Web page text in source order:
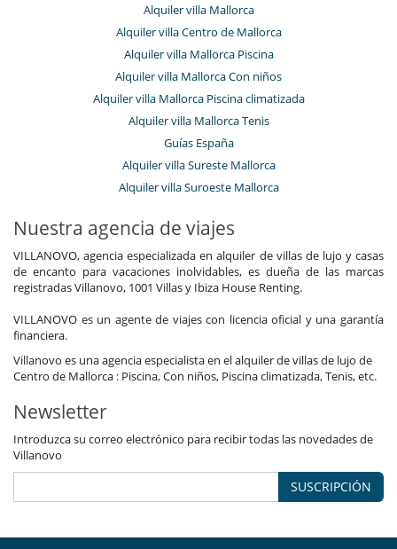
Alquiler villa Mallorca
Alquiler villa Centro de Mallorca
Alquiler villa Mallorca Piscina
Alquiler villa Mallorca Con niños
Alquiler villa Mallorca Piscina climatizada
Alquiler villa Mallorca Tenis
Guías España
Alquiler villa Sureste Mallorca
Alquiler villa Suroeste Mallorca
Nuestra agencia de viajes
VILLANOVO, agencia especializada en alquiler de villas de lujo y casas
de encanto para vacaciones inolvidables, es dueña de las marcas
registradas Villanovo, 1001 Villas y Ibiza House Renting.
VILLANOVO es un agente de viajes con licencia oficial y una garantía
financiera.
Villanovo es una agencia especialista en el alquiler de villas de lujo de
Centro de Mallorca : Piscina, Con niños, Piscina climatizada, Tenis, etc.
Newsletter
Introduzca su correo electrónico para recibir todas las novedades de
Villanovo
SUSCRIPCIÓN